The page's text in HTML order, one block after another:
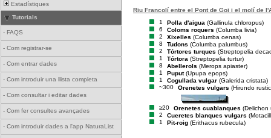
Estadístiques
Tutorials
- FAQS
- Com registrar-se
- Com entrar dades
- Com introduir una llista completa
- Com consultar i editar dades
- Com fer consultes avançades
- Com introduir dades a l'app NaturaList
Riu Francolí entre el Pont de Goi i el molí de
1
Polla d'aigua (Gallinula chloropus)
6
Coloms roquers (Columba livia)
2
Xixelles (Columba oenas)
8
Tudons (Columba palumbus)
2
Tórtores turques (Streptopelia
1
Tórtora (Streptopelia turtur)
8
Abellerols (Merops apiaster)
1
Puput (Upupa epops)
1
Cogullada vulgar (Galerida cristata)
~300
Orenetes vulgars (Hirundo
≥20 Orenetes cuablanques (Delichon
2
Cueretes blanques vulgars
1
Pit-roig (Erithacus rubecula)